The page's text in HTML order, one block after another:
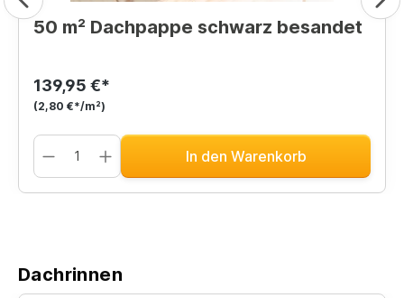
50 m² Dachpappe schwarz besandet
139,95 €*
(2,80 €*/m²)
In den Warenkorb
Dachrinnen